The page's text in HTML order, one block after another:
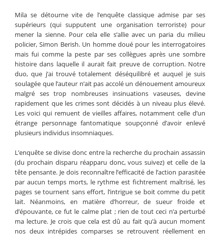
Mila se détourne vite de l’enquête classique admise par ses
supérieurs (qui supputent une organisation terroriste) pour
mener la sienne. Pour cela elle s’allie avec un paria du milieu
policier, Simon Berish. Un homme doué pour les interrogatoires
mais fui comme la peste par ses collègues après une sombre
histoire dans laquelle il aurait fait preuve de corruption. Notre
duo, que j’ai trouvé totalement déséquilibré et auquel je suis
soulagée que l’auteur n’ait pas accolé un dénouement amoureux
malgré ses trop nombreuses insinuations vaseuses, devine
rapidement que les crimes sont décidés à un niveau plus élevé.
Les voici qui remuent de vieilles affaires, notamment celle d’un
étrange personnage fantomatique soupçonné d’avoir enlevé
plusieurs individus insomniaques.
L’enquête se divise donc entre la recherche du prochain assassin
(du prochain disparu réapparu donc, vous suivez) et celle de la
tête pensante. Je dois reconnaître l’efficacité de l’action parasitée
par aucun temps morts, le rythme est fichtrement maîtrisé, les
pages se tournent sans effort, l’intrigue se boit comme du petit
lait. Néanmoins, en matière d’horreur, de sueur froide et
d’épouvante, ce fut le calme plat ; rien de tout ceci n’a perturbé
ma lecture. Je crois que cela est dû au fait qu’à aucun moment
nos deux intrépides comparses se retrouvent réellement en